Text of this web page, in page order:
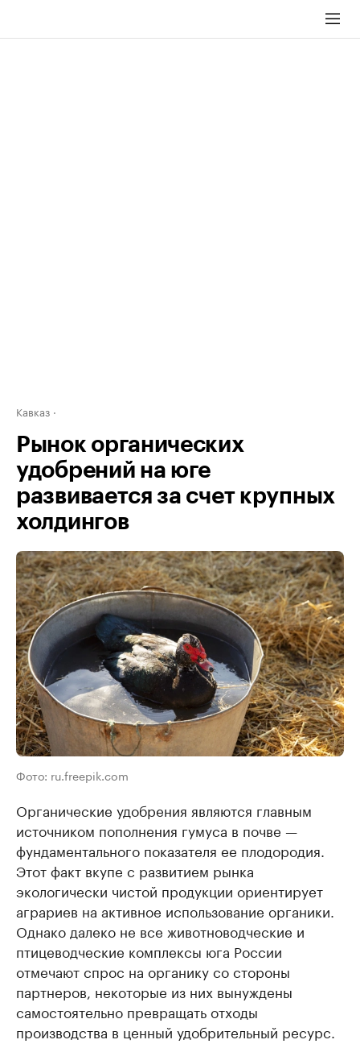
Кавказ
Рынок органических
удобрений на юге
развивается за счет крупных
холдингов
Фото: ru.freepik.com
Органические удобрения являются главным
источником пополнения гумуса в почве —
фундаментального показателя ее плодородия.
Этот факт вкупе с развитием рынка
экологически чистой продукции ориентирует
аграриев на активное использование органики.
Однако далеко не все животноводческие и
птицеводческие комплексы юга России
отмечают спрос на органику со стороны
партнеров, некоторые из них вынуждены
самостоятельно превращать отходы
производства в ценный удобрительный ресурс.